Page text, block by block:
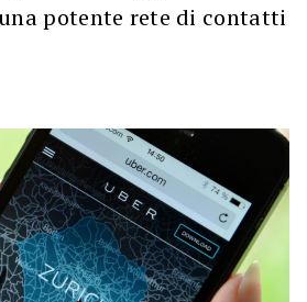
potente rete di contatti